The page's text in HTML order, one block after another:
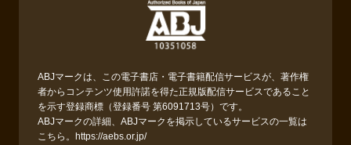
ABJマークは、この電子書店・電子書籍配信サービスが、著作権
者からコンテンツ使用許諾を得た正規版配信サービスであること
を示す登録商標（登録番号 第6091713号）です。
ABJマークの詳細、ABJマークを掲示しているサービスの一覧は
こちら。
https://aebs.or.jp/